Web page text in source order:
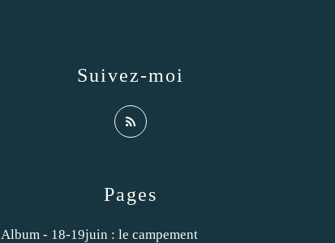
Pages
Album - 18-19juin : le campement
Suivez-moi